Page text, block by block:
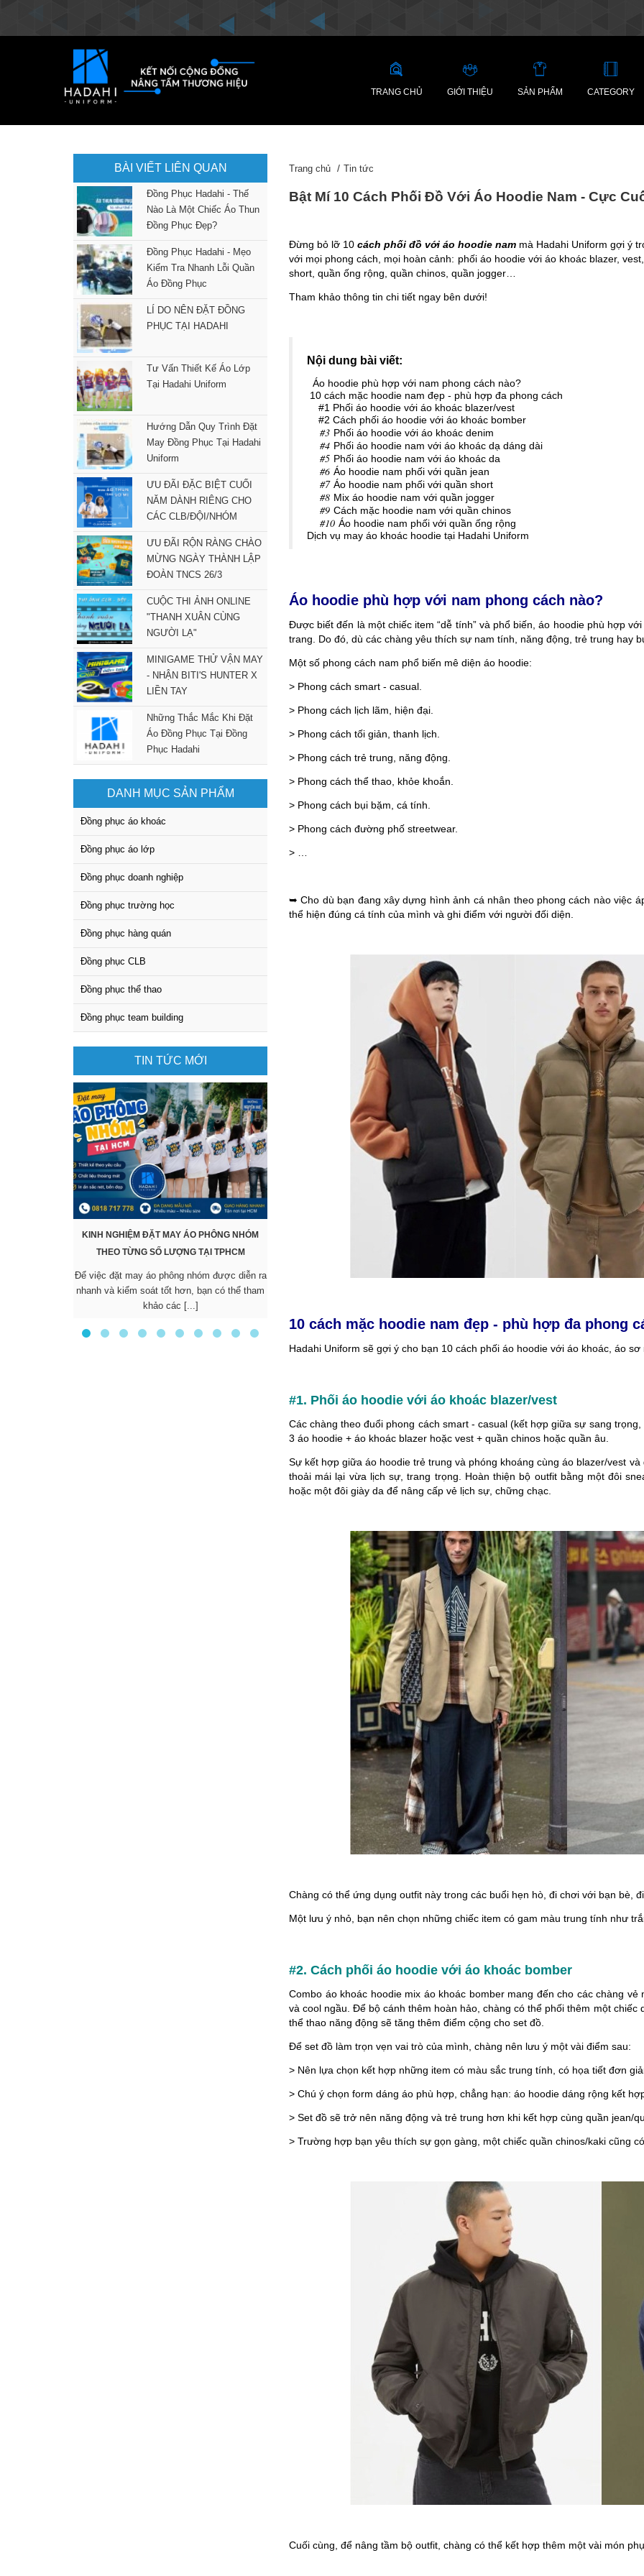
TRANG CHỦ GIỚI THIỆU SẢN PHẨM CATEGORY
BÀI VIẾT LIÊN QUAN
Đồng Phục Hadahi - Thế
Nào Là Một Chiếc Áo Thun
Đồng Phục Đẹp?
Đồng Phục Hadahi - Mẹo
Kiểm Tra Nhanh Lỗi Quần
Áo Đồng Phục
LÍ DO NÊN ĐẶT ĐỒNG
PHỤC TẠI HADAHI
Tư Vấn Thiết Kế Áo Lớp
Tại Hadahi Uniform
Hướng Dẫn Quy Trình Đặt
May Đồng Phục Tại Hadahi
Uniform
ƯU ĐÃI ĐẶC BIỆT CUỐI
NĂM DÀNH RIÊNG CHO
CÁC CLB/ĐỘI/NHÓM
ƯU ĐÃI RỘN RÀNG CHÀO
MỪNG NGÀY THÀNH LẬP
ĐOÀN TNCS 26/3
CUỘC THI ẢNH ONLINE
"THANH XUÂN CÙNG
NGƯỜI LẠ"
MINIGAME THỬ VẬN MAY
- NHẬN BITI'S HUNTER X
LIỀN TAY
Những Thắc Mắc Khi Đặt
Áo Đồng Phục Tại Đồng
Phục Hadahi
DANH MỤC SẢN PHẨM
Đồng phục áo khoác
Đồng phục áo lớp
Đồng phục doanh nghiệp
Đồng phục trường học
Đồng phục hàng quán
Đồng phục CLB
Đồng phục thể thao
Đồng phục team building
TIN TỨC MỚI
KINH NGHIỆM ĐẶT MAY ÁO PHÔNG NHÓM
THEO TỪNG SỐ LƯỢNG TẠI TPHCM
Để việc đặt may áo phông nhóm được diễn ra
nhanh và kiểm soát tốt hơn, bạn có thể tham
khảo các [...]
KHÔNG CẦN CHỜ LÂU, ĐỒNG PHỤC MAY
SẴN VẪN ĐẸP VÀ CHUYÊN NGHIỆP
Các mẫu áo đồng phục may sẵn đang nhận
ĐỔI MỚI MAY ĐỒNG PHỤC HỒ CHÍ MINH ĐỂ
BỨT PHÁ 6 THÁNG CUỐI NĂM!
Cung cấp giải pháp may đồng phục
Trang chủ Tin tức
Bật Mí 10 Cách Phối Đồ Với Áo Hoodie Nam - Cực
Đừng bỏ lỡ 10 cách phối đồ với áo hoodie nam mà Hadahi Uniform gợi ý
với mọi phong cách, mọi hoàn cảnh: phối áo hoodie với áo khoác blazer,
short, quần ống rộng, quần chinos, quần jogger…
Tham khảo thông tin chi tiết ngay bên dưới!
Nội dung bài viết:
Áo hoodie phù hợp với nam phong cách nào?
10 cách mặc hoodie nam đẹp - phù hợp đa phong cách
#1 Phối áo hoodie với áo khoác blazer/vest
#2 Cách phối áo hoodie với áo khoác bomber
#3 Phối áo hoodie với áo khoác denim
#4 Phối áo hoodie nam với áo khoác dạ dáng dài
#5 Phối áo hoodie nam với áo khoác da
#6 Áo hoodie nam phối với quần jean
#7 Áo hoodie nam phối với quần short
#8 Mix áo hoodie nam với quần jogger
#9 Cách mặc hoodie nam với quần chinos
#10 Áo hoodie nam phối với quần ống rộng
Dịch vụ may áo khoác hoodie tại Hadahi Uniform
Áo hoodie phù hợp với nam phong cách nào?
Được biết đến là một chiếc item “dễ tính” và phổ biến, áo hoodie phù hợp
trang. Do đó, dù các chàng yêu thích sự nam tính, năng động, trẻ trung hay
Một số phong cách nam phổ biến mê diện áo hoodie:
> Phong cách smart - casual.
> Phong cách lịch lãm, hiện đại.
> Phong cách tối giản, thanh lịch.
> Phong cách trẻ trung, năng động.
> Phong cách thể thao, khỏe khoắn.
> Phong cách bụi bặm, cá tính.
> Phong cách đường phố streetwear.
> …
➥ Cho dù bạn đang xây dựng hình ảnh cá nhân theo phong cách nào việc
thể hiện đúng cá tính của mình và ghi điểm với người đối diện.
10 cách mặc hoodie nam đẹp - phù hợp đa phong
Hadahi Uniform sẽ gợi ý cho bạn 10 cách phối áo hoodie với áo khoác, áo
#1. Phối áo hoodie với áo khoác blazer/vest
Các chàng theo đuổi phong cách smart - casual (kết hợp giữa sự sang
3 áo hoodie + áo khoác blazer hoặc vest + quần chinos hoặc quần âu.
Sự kết hợp giữa áo hoodie trẻ trung và phóng khoáng cùng áo blazer/vest
thoải mái lại vừa lịch sự, trang trọng. Hoàn thiện bộ outfit bằng một đôi
hoặc một đôi giày da để nâng cấp vẻ lịch sự, chững chạc.
Chàng có thể ứng dụng outfit này trong các buổi hẹn hò, đi chơi với bạn bè,
Một lưu ý nhỏ, bạn nên chọn những chiếc item có gam màu trung tính như
#2. Cách phối áo hoodie với áo khoác bomber
Combo áo khoác hoodie mix áo khoác bomber mang đến cho các chàng
và cool ngầu. Để bộ cánh thêm hoàn hảo, chàng có thể phối thêm một
thể thao năng động sẽ tăng thêm điểm cộng cho set đồ.
Để set đồ làm trọn vẹn vai trò của mình, chàng nên lưu ý một vài điểm sau:
> Nên lựa chọn kết hợp những item có màu sắc trung tính, có họa tiết đơn
> Chú ý chọn form dáng áo phù hợp, chẳng hạn: áo hoodie dáng rộng kết
> Set đồ sẽ trở nên năng động và trẻ trung hơn khi kết hợp cùng quần jean/
> Trường hợp bạn yêu thích sự gọn gàng, một chiếc quần chinos/kaki cũng
Cuối cùng, để nâng tầm bộ outfit, chàng có thể kết hợp thêm một vài món